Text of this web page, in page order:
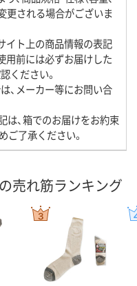
更される場合がございま
イト上の商品情報の表記
用前には必ずお届けした
ください。
、メーカー等にお問い合
は、箱でのお届けをお約束
ご了承ください。
売れ筋ランキング